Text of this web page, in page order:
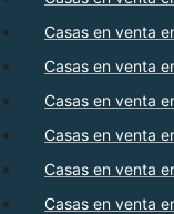
Casas en venta
Casas en venta
Casas en venta
Casas en venta
Casas en venta
Casas en venta